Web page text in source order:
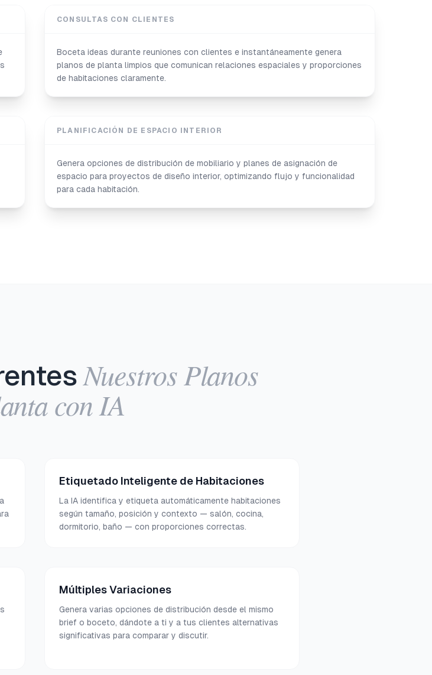
CONSULTAS CON CLIENTES
Boceta ideas durante reuniones con clientes e instantáneamente genera
planos de planta limpios que comunican relaciones espaciales y proporciones
de habitaciones claramente.
PLANIFICACIÓN DE ESPACIO INTERIOR
Genera opciones de distribución de mobiliario y planes de asignación de
espacio para proyectos de diseño interior, optimizando flujo y funcionalidad
para cada habitación.
Nuestros Planos
con IA
Etiquetado Inteligente de Habitaciones
La IA identifica y etiqueta automáticamente habitaciones
según tamaño, posición y contexto — salón, cocina,
dormitorio, baño — con proporciones correctas.
Múltiples Variaciones
Genera varias opciones de distribución desde el mismo
brief o boceto, dándote a ti y a tus clientes alternativas
significativas para comparar y discutir.